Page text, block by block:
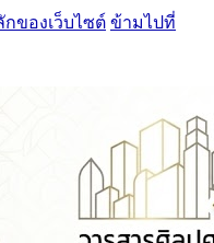
ของเว็บไซต์ ข้ามไปที่